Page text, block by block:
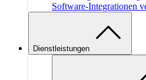
Software-Integrationen
Dienstleistungen